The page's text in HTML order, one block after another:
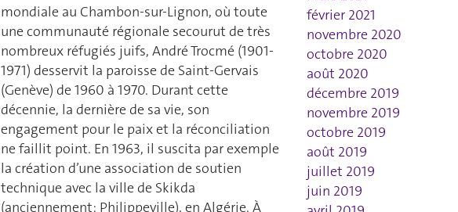
mondiale au Chambon-sur-Lignon, où toute
une communauté régionale secourut de très
nombreux réfugiés juifs, André Trocmé (1901-
1971) desservit la paroisse de Saint-Gervais
(Genève) de 1960 à 1970. Durant cette
décennie, la dernière de sa vie, son
engagement pour le paix et la réconciliation
ne faillit point. En 1963, il suscita par exemple
la création d’une association de soutien
technique avec la ville de Skikda
(anciennement: Philippeville), en Algérie. À
février 2021
novembre 2020
octobre 2020
août 2020
décembre 2019
novembre 2019
octobre 2019
août 2019
juillet 2019
juin 2019